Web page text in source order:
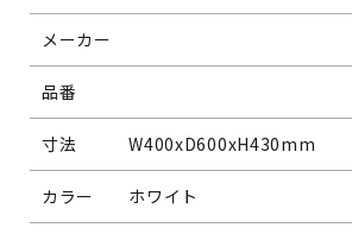
メーカー
品番
寸法 W400xD600xH430mm
カラー ホワイト